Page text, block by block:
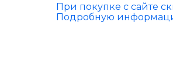
При покупке с сайте
Подробную